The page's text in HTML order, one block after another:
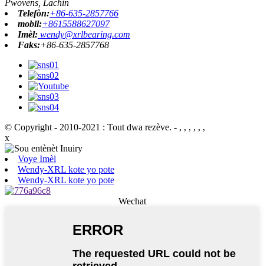
Pwovens, Lachin
Telefòn:+86-635-2857766
mobil:+8615588627097
Imèl: wendy@xrlbearing.com
Faks:+86-635-2857768
© Copyright - 2010-2021 : Tout dwa rezève. - , , , , , ,
x
Voye Imèl
Wendy-XRL kote yo pote
Wendy-XRL kote yo pote
Wechat